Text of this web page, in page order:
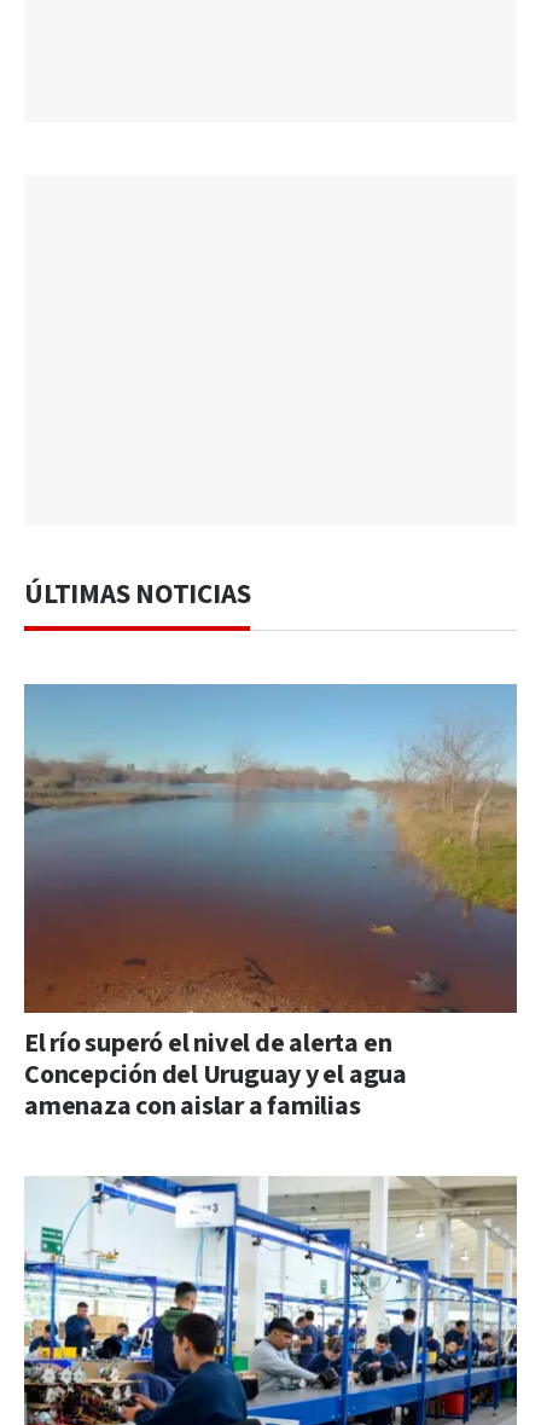
ÚLTIMAS NOTICIAS
El río superó el nivel de alerta en
Concepción del Uruguay y el agua
amenaza con aislar a familias